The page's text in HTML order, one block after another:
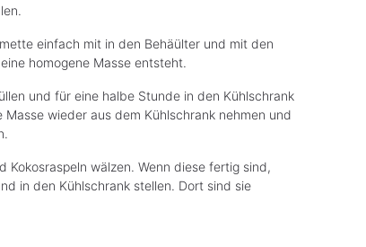
einfach mit in den Behäülter und mit den
homogene Masse entsteht.
und für eine halbe Stunde in den Kühlschrank
wieder aus dem Kühlschrank nehmen und
Kokosraspeln wälzen. Wenn diese fertig sind,
in den Kühlschrank stellen. Dort sind sie